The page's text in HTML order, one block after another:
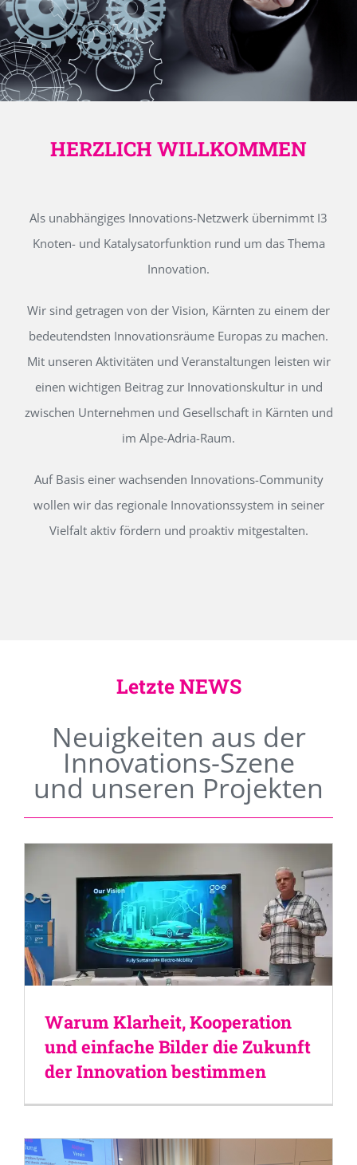
HERZLICH WILLKOMMEN
Als unabhängiges Innovations-Netzwerk übernimmt I3
Knoten- und Katalysatorfunktion rund um das Thema
Innovation.
Wir sind getragen von der Vision, Kärnten zu einem der
bedeutendsten Innovationsräume Europas zu machen.
Mit unseren Aktivitäten und Veranstaltungen leisten wir
einen wichtigen Beitrag zur Innovationskultur in und
zwischen Unternehmen und Gesellschaft in Kärnten und
im Alpe-Adria-Raum.
Auf Basis einer wachsenden Innovations-Community
wollen wir das regionale Innovationssystem in seiner
Vielfalt aktiv fördern und proaktiv mitgestalten.
Letzte NEWS
Neuigkeiten aus der
Innovations-Szene
und unseren Projekten
Warum Klarheit, Kooperation
und einfache Bilder die Zukunft
der Innovation bestimmen